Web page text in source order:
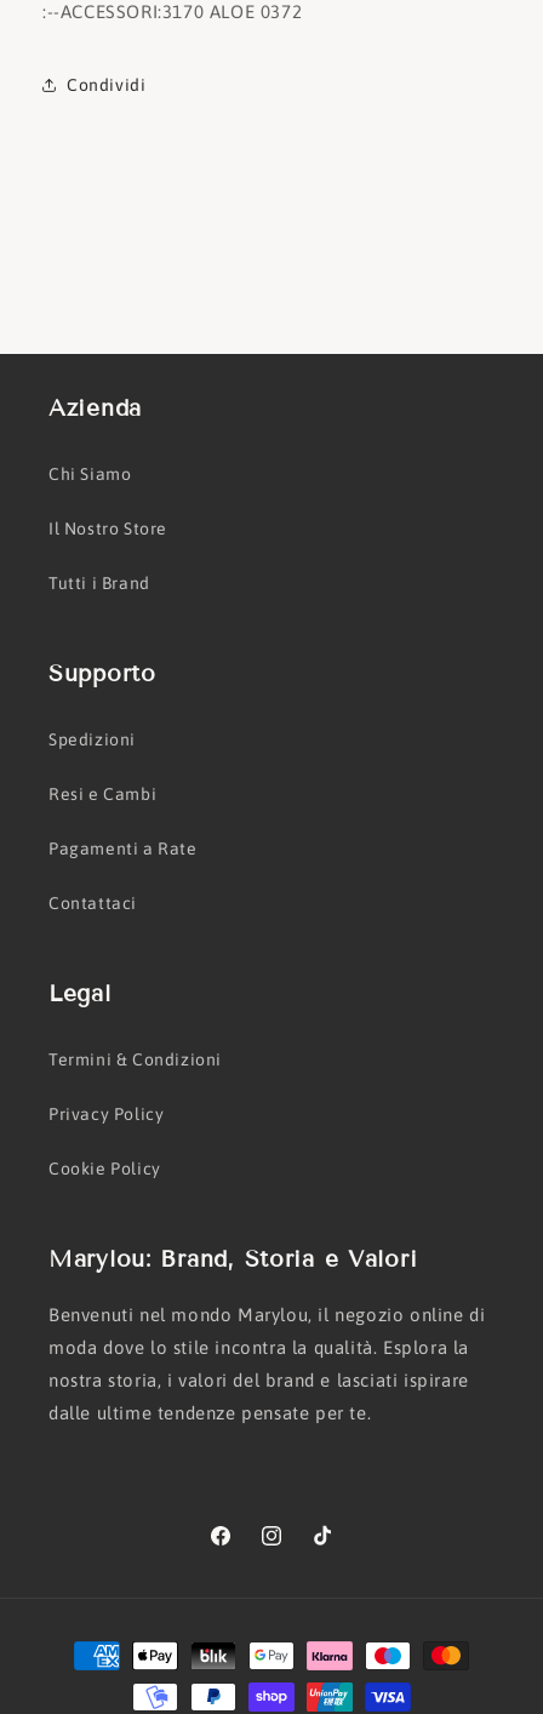
:--ACCESSORI:3170 ALOE 0372
Condividi
Azienda
Chi Siamo
Il Nostro Store
Tutti i Brand
Supporto
Spedizioni
Resi e Cambi
Pagamenti a Rate
Contattaci
Legal
Termini & Condizioni
Privacy Policy
Cookie Policy
Marylou: Brand, Storia e Valori
Benvenuti nel mondo Marylou, il negozio online di
moda dove lo stile incontra la qualità. Esplora la
nostra storia, i valori del brand e lasciati ispirare
dalle ultime tendenze pensate per te.
FacebookInstagramTikTok
Metodi
di